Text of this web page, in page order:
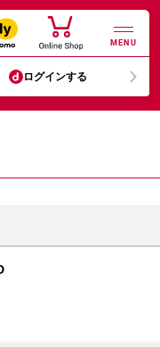
MENU
ログインする